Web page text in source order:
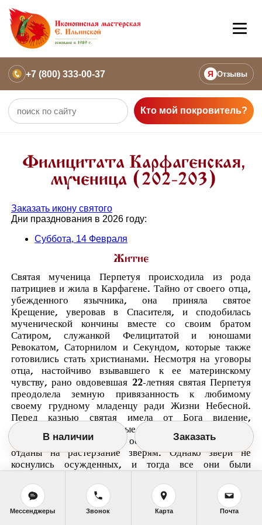
+7 (800) 333-00-37 Я Отзывы
Кто мой покровитель?
Филицитата Карфагенская,
мученица (202-203)
Заказать икону святого
Дни празднования в 2026 году:
Суббота, 14 Февраля
Житие
Святая мученица Перпетуя происходила из рода
патрициев и жила в Карфагене. Тайно от своего отца,
убежденного язычника, она приняла святое
Крещение, уверовав в Спасителя, и сподобилась
мученической кончины вместе со своим братом
Сатиром, служанкой Фелицитатой и юношами
Ревокатом, Саторнилом и Секундом, которые также
готовились стать христианами. Несмотря на уговоры
отца, настойчиво взывавшего к ее материнскому
чувству, рано овдовевшая 22-летняя святая Перпетуя
преодолела земную привязанность к любимому
своему грудному младенцу ради Жизни Небесной.
Перед казнью святая имела от Бога видение,
укрепившее ее душевные силы. Святой Секунд
скончался в темнице, а остальные мученики были
отданы на растерзание зверям. Однако звери не
коснулись осужденных, и тогда все они были
В наличии Заказать
Мессенджеры Звонок Карта Почта